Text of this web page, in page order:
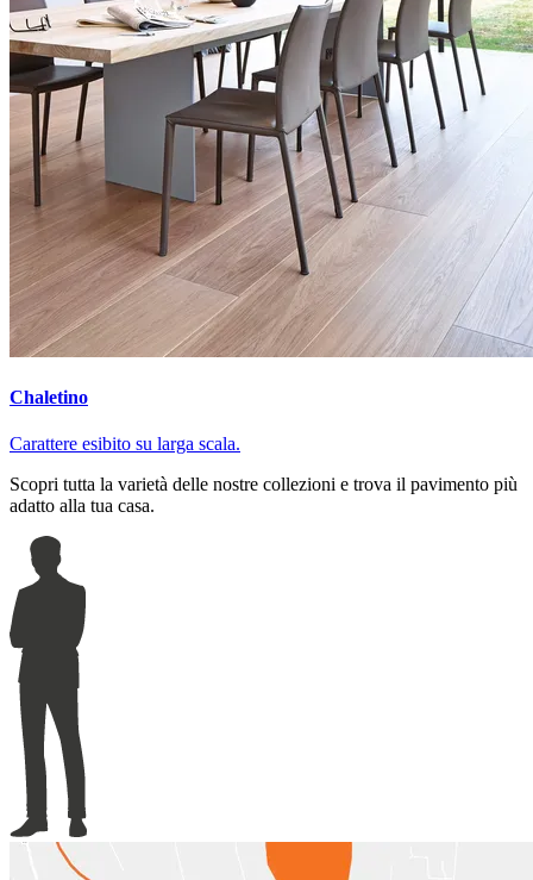
Chaletino
Carattere esibito su larga scala.
Scopri tutta la varietà delle nostre collezioni e trova il pavimento più
adatto alla tua casa.